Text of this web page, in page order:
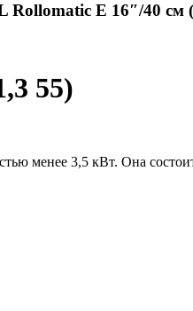
E 16″/40 см
55)
менее 3,5 кВт. Она